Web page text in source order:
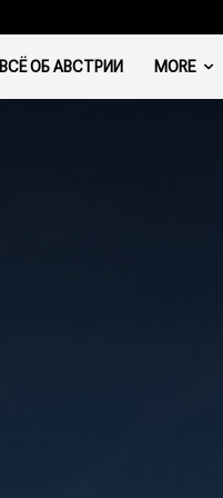
ВСЁ ОБ АВСТРИИ MORE